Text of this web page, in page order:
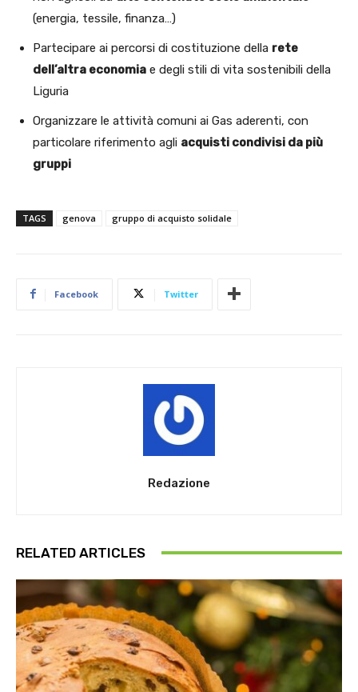
(energia, tessile, finanza…)
Partecipare ai percorsi di costituzione della rete
dell’altra economia e degli stili di vita sostenibili della
Liguria
Organizzare le attività comuni ai Gas aderenti, con
particolare riferimento agli acquisti condivisi da più
gruppi
TAGS genova gruppo di acquisto solidale
Facebook Twitter
Redazione
RELATED ARTICLES